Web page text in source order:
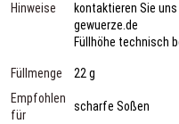
Hinweise
kontaktieren Sie
gewuerze.de
Füllhöhe technisch
Füllmenge
22 g
Empfohlen
für
scharfe Soßen